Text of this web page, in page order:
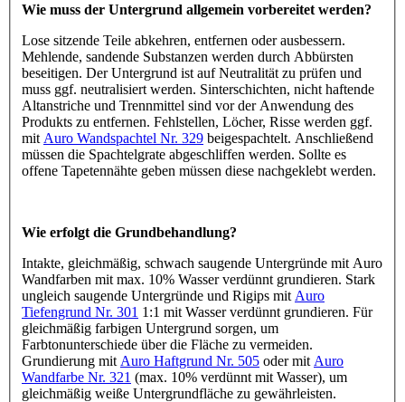
Wie muss der Untergrund allgemein vorbereitet werden?
Lose sitzende Teile abkehren, entfernen oder ausbessern.
Mehlende, sandende Substanzen werden durch Abbürsten
beseitigen. Der Untergrund ist auf Neutralität zu prüfen und
muss ggf. neutralisiert werden. Sinterschichten, nicht haftende
Altanstriche und Trennmittel sind vor der Anwendung des
Produkts zu entfernen. Fehlstellen, Löcher, Risse werden ggf.
mit Auro Wandspachtel Nr. 329 beigespachtelt. Anschließend
müssen die Spachtelgrate abgeschliffen werden. Sollte es
offene Tapetennähte geben müssen diese nachgeklebt werden.
Wie erfolgt die Grundbehandlung?
Intakte, gleichmäßig, schwach saugende Untergründe mit Auro
Wandfarben mit max. 10% Wasser verdünnt grundieren. Stark
ungleich saugende Untergründe und Rigips mit Auro
Tiefengrund Nr. 301 1:1 mit Wasser verdünnt grundieren. Für
gleichmäßig farbigen Untergrund sorgen, um
Farbtonunterschiede über die Fläche zu vermeiden.
Grundierung mit Auro Haftgrund Nr. 505 oder mit Auro
Wandfarbe Nr. 321 (max. 10% verdünnt mit Wasser), um
gleichmäßig weiße Untergrundfläche zu gewährleisten.